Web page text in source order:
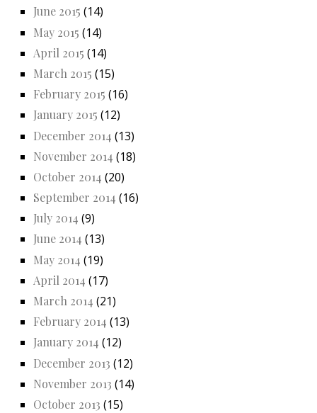
June 2015 (14)
May 2015 (14)
April 2015 (14)
March 2015 (15)
February 2015 (16)
January 2015 (12)
December 2014 (13)
November 2014 (18)
October 2014 (20)
September 2014 (16)
July 2014 (9)
June 2014 (13)
May 2014 (19)
April 2014 (17)
March 2014 (21)
February 2014 (13)
January 2014 (12)
December 2013 (12)
November 2013 (14)
October 2013 (15)